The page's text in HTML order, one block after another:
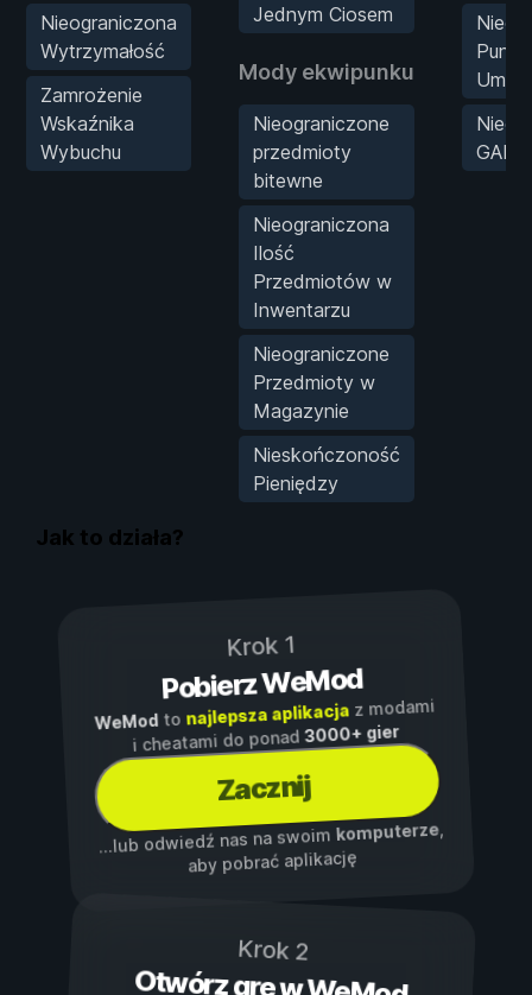
Nieograniczona
Wytrzymałość
Zamrożenie
Wskaźnika
Wybuchu
Jednym Ciosem
Mody ekwipunku
Nieograniczone
przedmioty
bitewne
Nieograniczona
Ilość
Przedmiotów w
Inwentarzu
Nieograniczone
Przedmioty w
Magazynie
Nieskończoność
Pieniędzy
GAP
Jak to działa?
Krok 1
Pobierz WeMod
WeModto najlepsza aplikacjaz modami
i cheatami do ponad3000+ gier
Zacznij
...lub odwiedź nas na swoim komputerze,
aby pobrać aplikację
Krok 2